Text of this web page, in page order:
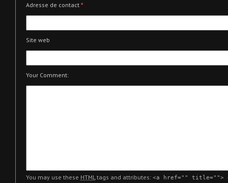
Adresse de contact *
Site web
Your Comment:
You may use these HTML tags and attributes: <a href="" title="">